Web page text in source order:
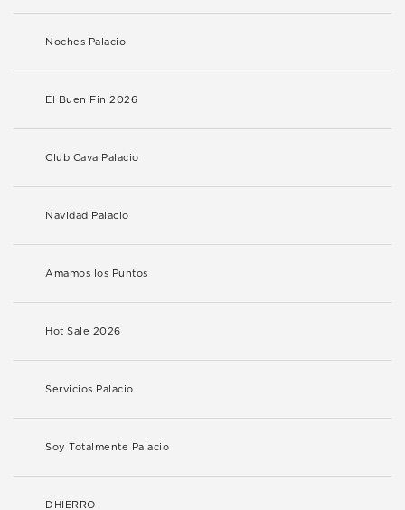
Noches Palacio
El Buen Fin 2026
Club Cava Palacio
Navidad Palacio
Amamos los Puntos
Hot Sale 2026
Servicios Palacio
Soy Totalmente Palacio
DHIERRO